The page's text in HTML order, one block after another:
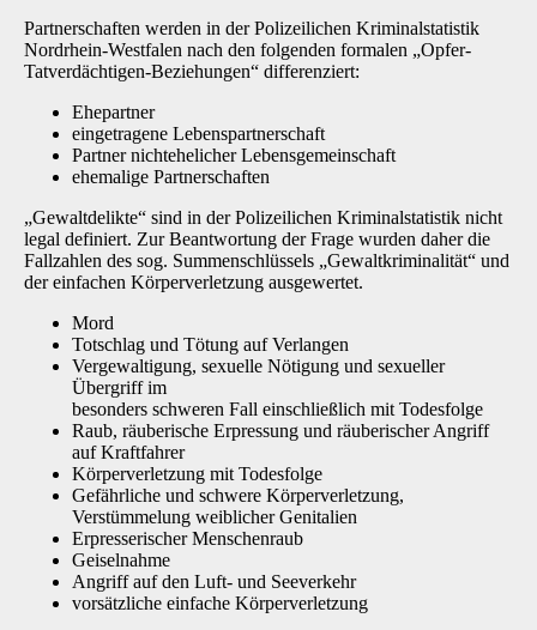
Partnerschaften werden in der Polizeilichen Kriminalstatistik
Nordrhein-Westfalen nach den folgenden formalen „Opfer-
Tatverdächtigen-Beziehungen“ differenziert:
Ehepartner
eingetragene Lebenspartnerschaft
Partner nichtehelicher Lebensgemeinschaft
ehemalige Partnerschaften
„Gewaltdelikte“ sind in der Polizeilichen Kriminalstatistik nicht
legal definiert. Zur Beantwortung der Frage wurden daher die
Fallzahlen des sog. Summenschlüssels „Gewaltkriminalität“ und
der einfachen Körperverletzung ausgewertet.
Mord
Totschlag und Tötung auf Verlangen
Vergewaltigung, sexuelle Nötigung und sexueller
Übergriff im
besonders schweren Fall einschließlich mit Todesfolge
Raub, räuberische Erpressung und räuberischer Angriff
auf Kraftfahrer
Körperverletzung mit Todesfolge
Gefährliche und schwere Körperverletzung,
Verstümmelung weiblicher Genitalien
Erpresserischer Menschenraub
Geiselnahme
Angriff auf den Luft- und Seeverkehr
vorsätzliche einfache Körperverletzung